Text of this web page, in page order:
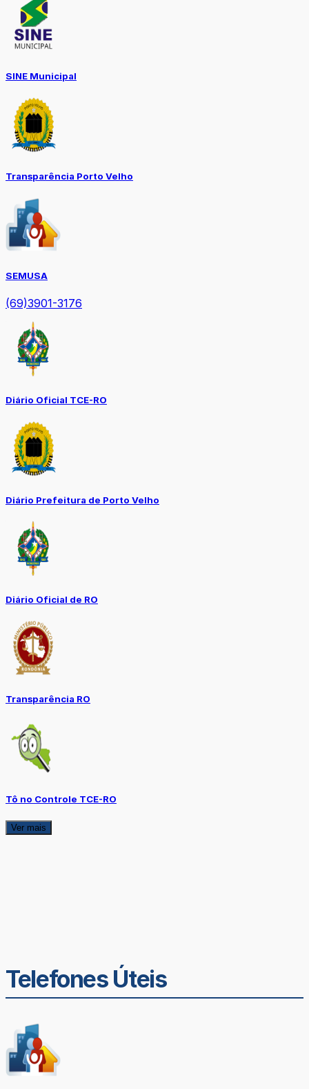
SINE Municipal
Transparência Porto Velho
SEMUSA
(69)3901-3176
Diário Oficial TCE-RO
Diário Prefeitura de Porto Velho
Diário Oficial de RO
Transparência RO
Tô no Controle TCE-RO
Ver mais
Telefones Úteis